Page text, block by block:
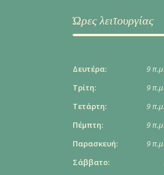
Ώρες λειτουργίας
Δευτέρα:
9
Τρίτη:
9
Τετάρτη:
9
Πέμπτη:
9
Παρασκευή:
9
Σάββατο: